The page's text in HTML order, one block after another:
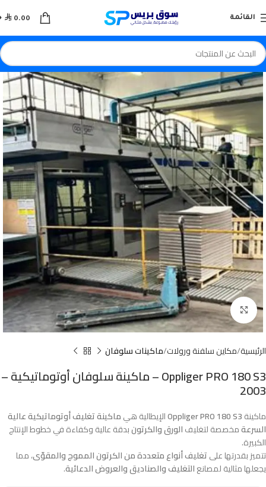
القائمة  0.00
Click to enlarge
الرئيسية مكاين سلفنة ورولات ماكينات سلوفان
Oppliger PRO 180 S3 – ماكينة سلوفان أوتوماتيكية –
2003
ماكينةOppliger PRO 180 S3الإيطالية هيماكينة تغليف أوتوماتيكية عالية
السرعةمخصصة لتغليفالورق والكرتونبدقة عالية وكفاءة في خطوط الإنتاج
الكبيرة.
تتميز بقدرتها علىتغليف أنواع متعددة من الكرتون المموج والمقوّى، مما
يجعلها مثالية لمصانعالتغليف والصناديق والعروض الدعائية.